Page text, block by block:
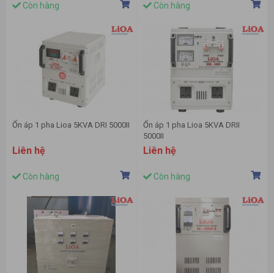
Còn hàng Còn hàng
Ổn áp 1 pha Lioa 5KVA DRI 5000II
Liên hệ
Còn hàng
Ổn áp 1 pha Lioa 5KVA DRII
5000II
Liên hệ
Còn hàng